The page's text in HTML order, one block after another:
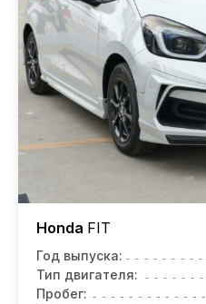
Honda FIT
Год выпуска:
Тип двигателя:
Пробег: